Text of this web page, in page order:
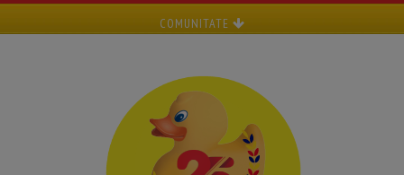
COMUNITATE